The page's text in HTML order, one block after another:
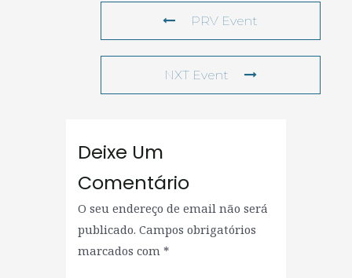
PRV Event
NXT Event
Deixe Um
Comentário
O seu endereço de email não será
publicado. Campos obrigatórios
marcados com *